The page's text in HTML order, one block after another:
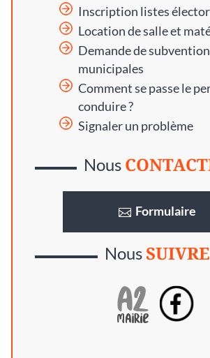
Inscription listes
Location de salle et
Demande de
municipales
Comment se passe le
conduire ?
Signaler un problème
Nous
Formulaire
NousSUIVRE